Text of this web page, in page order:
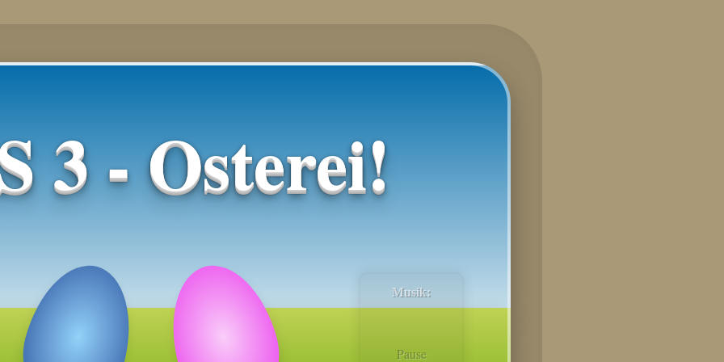
3 - Osterei!
Musik:
Pause